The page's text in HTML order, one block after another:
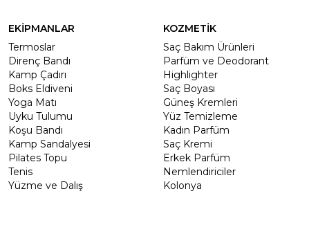
EKİPMANLAR
Termoslar
Direnç Bandı
Kamp Çadırı
Boks Eldiveni
Yoga Matı
Uyku Tulumu
Koşu Bandı
Kamp Sandalyesi
Pilates Topu
Tenis
Yüzme ve Dalış
KOZMETİK
Saç Bakım Ürünleri
Parfüm ve Deodorant
Highlighter
Saç Boyası
Güneş Kremleri
Yüz Temizleme
Kadın Parfüm
Saç Kremi
Erkek Parfüm
Nemlendiriciler
Kolonya